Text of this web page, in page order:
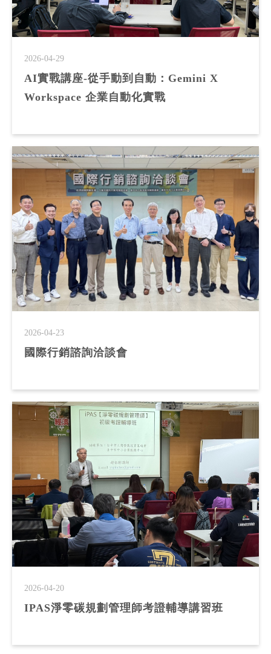
2026-04-29
AI實戰講座-從手動到自動：Gemini X
Workspace 企業自動化實戰
2026-04-23
國際行銷諮詢洽談會
2026-04-20
IPAS淨零碳規劃管理師考證輔導講習班